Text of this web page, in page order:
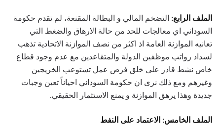
الملف الرابع: التضخم المالي و البطالة المقنعة، لم تقدم حكومة
السوداني اي معالجات للحد من حالة الارهاق والضغط التي
تعانيه الموازنة العامة اذ اكثر من نصف الموازنة الاتحادية تذهب
لسداد رواتب موظفين الدولة والمتقاعدين مع عدم وجود قطاع
خاص نشط قادر على خلق فرص عمل تستوعب الخريجين
وغيرهم ومع ذلك نرى ان حكومة السوداني احياناً تعين وجبات
جديدة وهذا يرهق الموازنة و يمنع الاستثمار الحقيقي.
الملف الخامس: الاعتماد على النفط